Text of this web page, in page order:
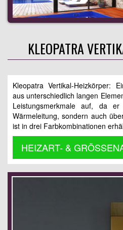
KLEOPATRA
Kleopatra Vertikal-Heizkörper:
aus unterschiedlich langen
Leistungsmerkmale auf, da
Wärmeleitung, sondern auch
ist in drei Farbkombinationen
HEIZART- &